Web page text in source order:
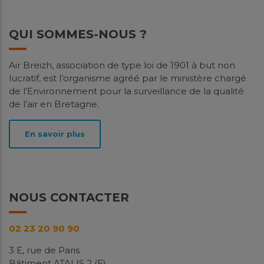
Spatialisation des niveaux de PM10
et d’ammoniac à Saint-Malo
Études
(NH3) a déjà été mise en...
Avril
2026
QUI SOMMES-NOUS ?
Air Breizh, association de type loi de 1901 à but non
lucratif, est l’organisme agréé par le ministère chargé
de l’Environnement pour la surveillance de la qualité
de l’air en Bretagne.
En savoir plus
NOUS CONTACTER
02 23 20 90 90
3 E, rue de Paris